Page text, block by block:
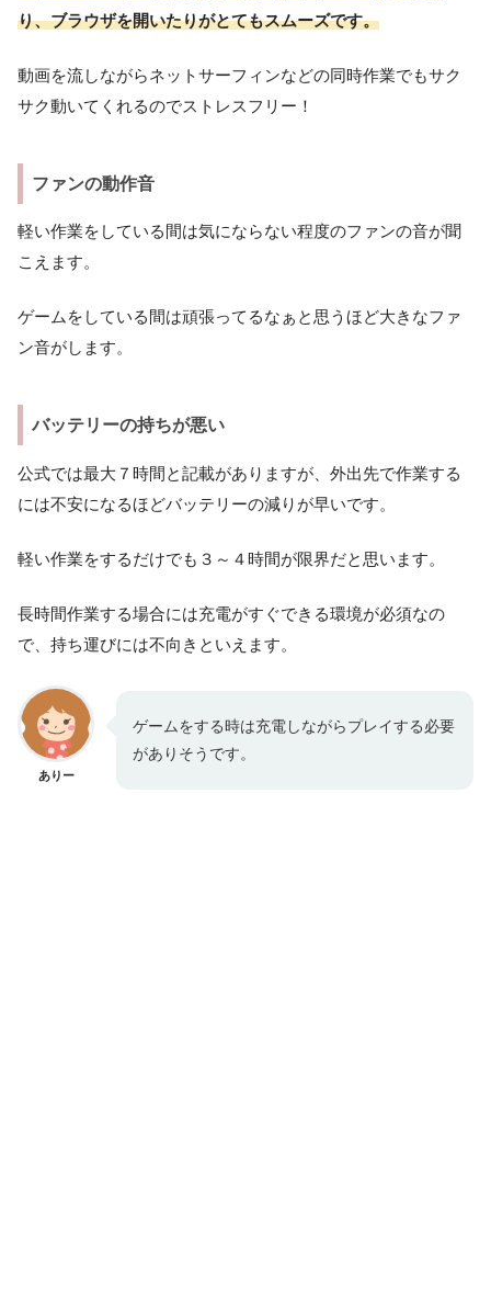
り、ブラウザを開いたりがとてもスムーズです。
動画を流しながらネットサーフィンなどの同時作業でもサク
サク動いてくれるのでストレスフリー！
ファンの動作音
軽い作業をしている間は気にならない程度のファンの音が聞
こえます。
ゲームをしている間は頑張ってるなぁと思うほど大きなファ
ン音がします。
バッテリーの持ちが悪い
公式では最大７時間と記載がありますが、外出先で作業する
には不安になるほどバッテリーの減りが早いです。
軽い作業をするだけでも３～４時間が限界だと思います。
長時間作業する場合には充電がすぐできる環境が必須なの
で、持ち運びには不向きといえます。
ありー
ゲームをする時は充電しながらプレイする必要
がありそうです。